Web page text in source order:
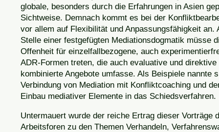
globale, besonders durch die Erfahrungen in Asien
Sichtweise. Demnach kommt es bei der
vor allem auf Flexibilität und Anpassungsfähigkeit an.
Stelle einer festgefügten Mediationsdogmatik müsse
Offenheit für einzelfallbezogene, auch
ADR-Formen treten, die auch evaluative und direktive
kombinierte Angebote umfasse. Als Beispiele nannte
Verbindung von Mediation mit Konfliktcoaching und
Einbau mediativer Elemente in das Schiedsverfahren.
Untermauert wurde der reiche Ertrag dieser Vorträge
Arbeitsforen zu den Themen Verhandeln,